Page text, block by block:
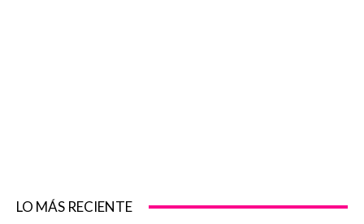
LO MÁS RECIENTE